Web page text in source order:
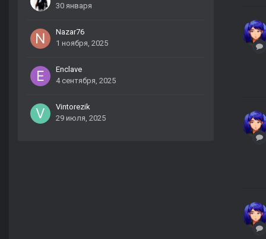
30 января
Nazar76
1 ноября, 2025
Enclave
4 сентября, 2025
Vintorezik
29 июля, 2025